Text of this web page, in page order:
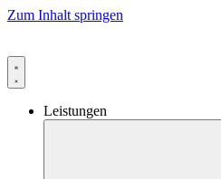
Zum Inhalt springen
Leistungen